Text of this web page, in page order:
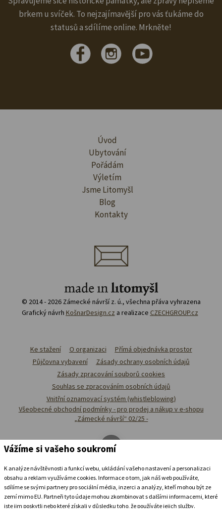
brkem u svíček. To nejzajímavější pro vás ťukáme do
statusů a sdílíme online. Mrkněte!
Úvod
Ubytování
Pořádám
Výletím
Jsme Litomyšl
Blog
Kontakty
© 2014 - 2026 Zámecké návrší z. ú., všechna přáva vyhrazena
Grafický návrh KošnarDesign.cz a realizace CZECHGROUP.cz
Ke stažení O organizaci
Přímá objednávka prostor
Půjčovna vybavení
Zásady ochrany osobních údajů
Zásady zpracování souborů cookies
Souhlas se zpracováním osobních údajů
Vnitřní oznamovací systém (whistleblowing)
Všeobecné obchodní podmínky - pro prodej a nákup v e-shopu
„Zámecké návrší“ 02/25 -
Vážíme si vašeho soukromí
K analýze návštěvnosti a funkcí webu, ukládání vašeho nastavení a personalizaci
obsahu a reklam využíváme cookies. Informace o tom, jak náš web používáte,
sdílíme se svými partnery pro sociální média, inzerci a analýzy, kteří mohou být ze
zemí mimo EU. Partneři tyto údaje mohou zkombinovat s dalšími informacemi, které
jste jim poskytli nebo které získali v důsledku toho, že používáte jejich služby.